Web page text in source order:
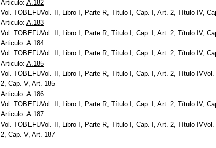
Articulo: A.182
Vol. TOBEFUVol. II, Libro I, Parte R, Título I, Cap. I, Art. 2, Título IV,
Articulo: A.183
Vol. TOBEFUVol. II, Libro I, Parte R, Título I, Cap. I, Art. 2, Título IV,
Articulo: A.184
Vol. TOBEFUVol. II, Libro I, Parte R, Título I, Cap. I, Art. 2, Título IV,
Articulo: A.185
Vol. TOBEFUVol. II, Libro I, Parte R, Título I, Cap. I, Art. 2, Título
2, Cap. V, Art. 185
Articulo: A.186
Vol. TOBEFUVol. II, Libro I, Parte R, Título I, Cap. I, Art. 2, Título IV,
Articulo: A.187
Vol. TOBEFUVol. II, Libro I, Parte R, Título I, Cap. I, Art. 2, Título
2, Cap. V, Art. 187